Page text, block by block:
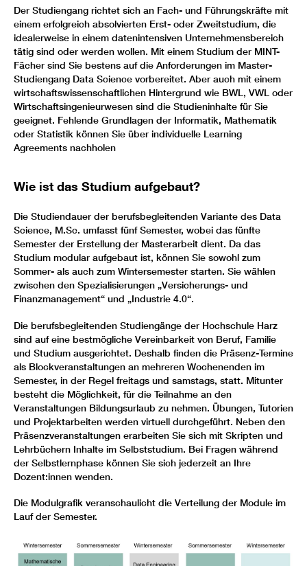
Der Studiengang richtet sich an Fach- und Führungskräfte mit
einem erfolgreich absolvierten Erst- oder Zweitstudium, die
idealerweise in einem datenintensiven Unternehmensbereich
tätig sind oder werden wollen. Mit einem Studium der MINT-
Fächer sind Sie bestens auf die Anforderungen im Master-
Studiengang Data Science vorbereitet. Aber auch mit einem
wirtschaftswissenschaftlichen Hintergrund wie BWL, VWL oder
Wirtschaftsingenieurwesen sind die Studieninhalte für Sie
geeignet. Fehlende Grundlagen der Informatik, Mathematik
oder Statistik können Sie über individuelle Learning
Agreements nachholen
Wie ist das Studium aufgebaut?
Die Studiendauer der berufsbegleitenden Variante des Data
Science, M.Sc. umfasst fünf Semester, wobei das fünfte
Semester der Erstellung der Masterarbeit dient. Da das
Studium modular aufgebaut ist, können Sie sowohl zum
Sommer- als auch zum Wintersemester starten. Sie wählen
zwischen den Spezialisierungen „Versicherungs- und
Finanzmanagement“ und „Industrie 4.0“.
Die berufsbegleitenden Studiengänge der Hochschule Harz
sind auf eine bestmögliche Vereinbarkeit von Beruf, Familie
und Studium ausgerichtet. Deshalb finden die Präsenz-Termine
als Blockveranstaltungen an mehreren Wochenenden im
Semester, in der Regel freitags und samstags, statt. Mitunter
besteht die Möglichkeit, für die Teilnahme an den
Veranstaltungen Bildungsurlaub zu nehmen. Übungen, Tutorien
und Projektarbeiten werden virtuell durchgeführt. Neben den
Präsenzveranstaltungen erarbeiten Sie sich mit Skripten und
Lehrbüchern Inhalte im Selbststudium. Bei Fragen während
der Selbstlernphase können Sie sich jederzeit an Ihre
Dozent:innen wenden.
Die Modulgrafik veranschaulicht die Verteilung der Module im
Lauf der Semester.